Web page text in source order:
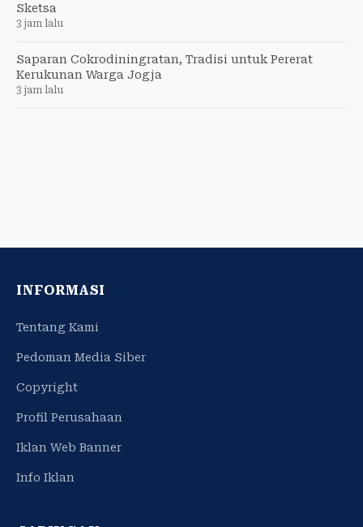
Sketsa
3 jam lalu
Saparan Cokrodiningratan, Tradisi untuk Pererat
Kerukunan Warga Jogja
3 jam lalu
INFORMASI
Tentang Kami
Pedoman Media Siber
Copyright
Profil Perusahaan
Iklan Web Banner
Info Iklan